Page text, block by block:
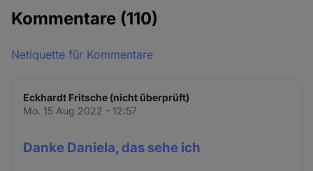
Kommentare (110)
Netiquette für Kommentare
Eckhardt Fritsche (nicht überprüft)
Mo. 15 Aug 2022 - 12:57
Danke Daniela, das sehe ich